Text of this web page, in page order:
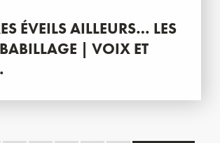
ÉVEILS AILLEURS… LES
| VOIX ET